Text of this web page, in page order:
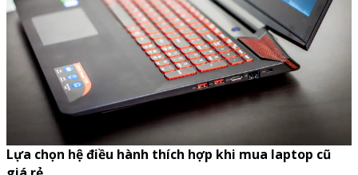
Lựa chọn hệ điều hành thích hợp khi mua laptop cũ